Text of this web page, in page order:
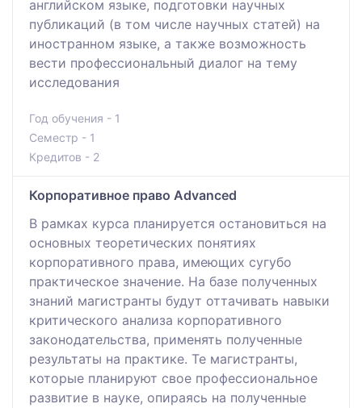
английском языке, подготовки научных
публикаций (в том числе научных статей) на
иностранном языке, а также возможность
вести профессиональный диалог на тему
исследования
Год обучения - 1
Семестр - 1
Кредитов - 2
Корпоративное право Advanced
В рамках курса планируется остановиться на
основных теоретических понятиях
корпоративного права, имеющих сугубо
практическое значение. На базе полученных
знаний магистранты будут оттачивать навыки
критического анализа корпоративного
законодательства, применять полученные
результаты на практике. Те магистранты,
которые планируют свое профессиональное
развитие в науке, опираясь на полученные